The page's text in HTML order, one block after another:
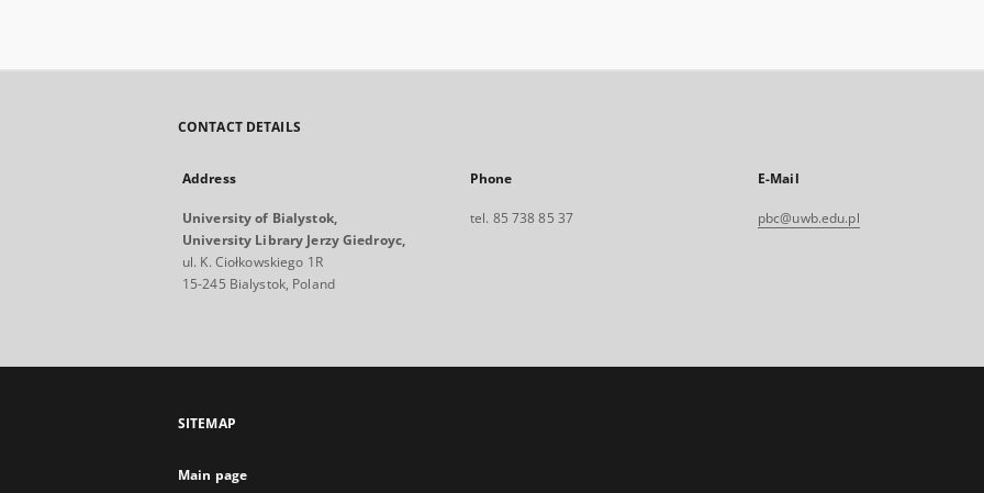
CONTACT DETAILS
Address
University of Bialystok,
University Library Jerzy Giedroyc,
ul. K. Ciołkowskiego 1R
15-245 Bialystok, Poland
Phone
tel. 85 738 85 37
E-Mail
pbc@uwb.edu.pl
SITEMAP
Main page